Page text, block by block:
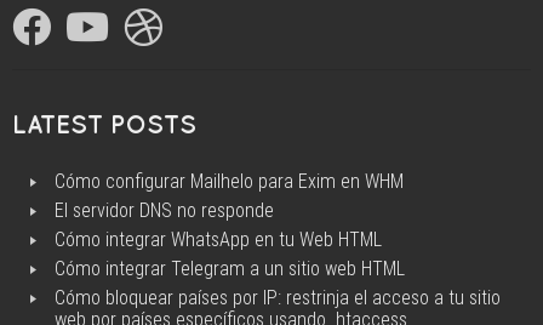
corporativos
Huaraz,
dominios
Empresa
de
paginas
web
LATEST POSTS
Cómo configurar Mailhelo para Exim en WHM
El servidor DNS no responde
Cómo integrar WhatsApp en tu Web HTML
Cómo integrar Telegram a un sitio web HTML
Cómo bloquear países por IP: restrinja el acceso a tu sitio
web por países específicos usando .htaccess